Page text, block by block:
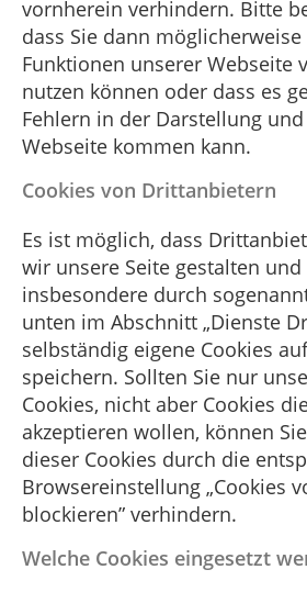
vornherein verhindern. Bitte
dass Sie dann
Funktionen unserer Webseite
nutzen können oder dass es
Fehlern in der Darstellung
Webseite kommen kann.
Cookies von Drittanbietern
Es ist möglich, dass
wir unsere Seite gestalten
insbesondere durch
unten im Abschnitt „Dienste
selbständig eigene Cookies
speichern. Sollten Sie nur
Cookies, nicht aber Cookies
akzeptieren wollen, können
dieser Cookies durch die
Browsereinstellung „Cookies
blockieren” verhindern.
Welche Cookies eingesetzt